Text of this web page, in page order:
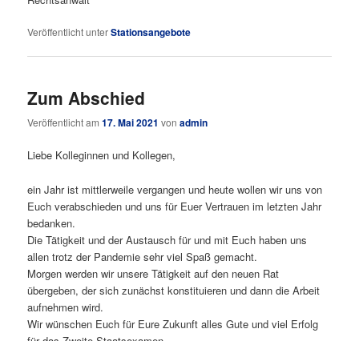
Veröffentlicht unterStationsangebote
Zum Abschied
Veröffentlicht am17. Mai 2021 vonadmin
Liebe Kolleginnen und Kollegen,
ein Jahr ist mittlerweile vergangen und heute wollen wir uns von
Euch verabschieden und uns für Euer Vertrauen im letzten Jahr
bedanken.
Die Tätigkeit und der Austausch für und mit Euch haben uns
allen trotz der Pandemie sehr viel Spaß gemacht.
Morgen werden wir unsere Tätigkeit auf den neuen Rat
übergeben, der sich zunächst konstituieren und dann die Arbeit
aufnehmen wird.
Wir wünschen Euch für Eure Zukunft alles Gute und viel Erfolg